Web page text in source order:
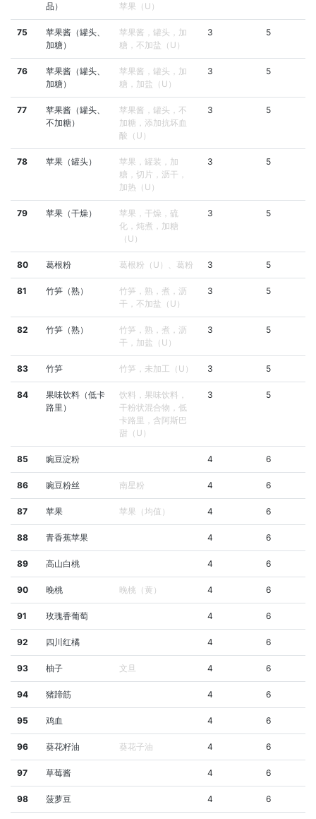
品）
苹果（U）
75
苹果酱（罐头、
加糖）
苹果酱，罐头，加
糖，不加盐（U）
3 5
76
苹果酱（罐头、
加糖）
苹果酱，罐头，加
糖，加盐（U）
3 5
77
苹果酱（罐头、
不加糖）
苹果酱，罐头，不
加糖，添加抗坏血
酸（U）
3 5
78 苹果（罐头）
苹果，罐装，加
糖，切片，沥干，
加热（U）
3 5
79 苹果（干燥）
苹果，干燥，硫
化，炖煮，加糖
（U）
3 5
80 葛根粉 葛根粉（U）、葛粉 3 5
81 竹笋（熟）
竹笋，熟，煮，沥
干，不加盐（U）
3 5
82 竹笋（熟）
竹笋，熟，煮，沥
干，加盐（U）
3 5
83 竹笋 竹笋，未加工（U） 3 5
84
果味饮料（低卡
路里）
饮料，果味饮料，
干粉状混合物，低
卡路里，含阿斯巴
甜（U）
3 5
85 豌豆淀粉 4 6
86 豌豆粉丝 南星粉 4 6
87 苹果 苹果（均值） 4 6
88 青香蕉苹果 4 6
89 高山白桃 4 6
90 晚桃 晚桃（黄） 4 6
91 玫瑰香葡萄 4 6
92 四川红橘 4 6
93 柚子 文旦 4 6
94 猪蹄筋 4 6
95 鸡血 4 6
96 葵花籽油 葵花子油 4 6
97 草莓酱 4 6
98 菠萝豆 4 6